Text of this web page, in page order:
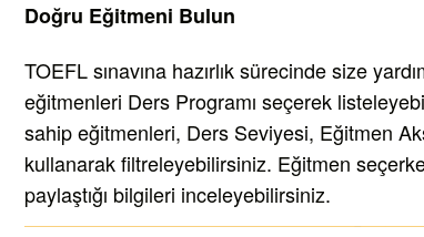
Doğru Eğitmeni Bulun
TOEFL sınavına hazırlık sürecinde size
eğitmenleri Ders Programı seçerek
sahip eğitmenleri, Ders Seviyesi, Eğitmen
kullanarak filtreleyebilirsiniz. Eğitmen
paylaştığı bilgileri inceleyebilirsiniz.